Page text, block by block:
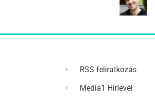
RSS feliratkozás
Media1 Hírlevél